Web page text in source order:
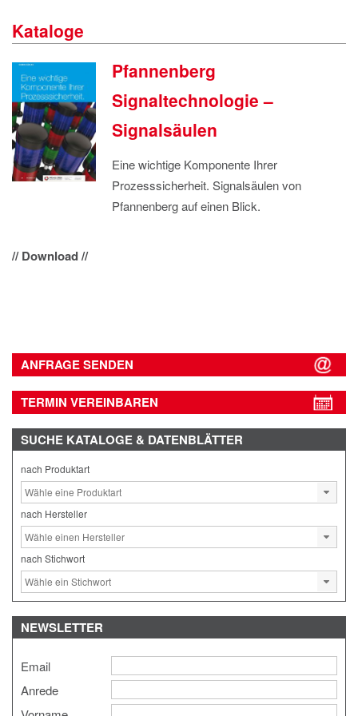
DATENSCHUTZ
Kataloge
Pfannenberg
Signaltechnologie –
Signalsäulen
Eine wichtige Komponente Ihrer
Prozesssicherheit. Signalsäulen von
Pfannenberg auf einen Blick.
// Download //
ANFRAGE SENDEN
TERMIN VEREINBAREN
SUCHE KATALOGE & DATENBLÄTTER
nach Produktart
nach Hersteller
nach Stichwort
NEWSLETTER
Email
Anrede